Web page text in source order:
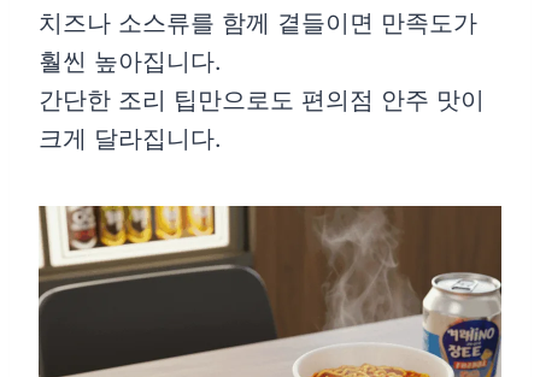
치즈나 소스류를 함께 곁들이면 만족도가
훨씬 높아집니다.
간단한 조리 팁만으로도 편의점 안주 맛이
크게 달라집니다.